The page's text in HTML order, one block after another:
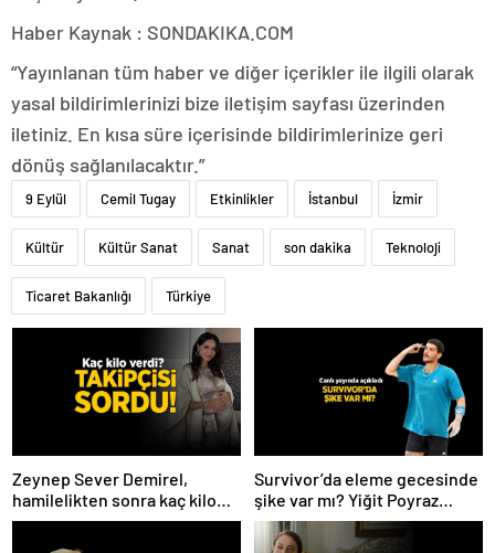
Haber Kaynak : SONDAKIKA.COM
“Yayınlanan tüm haber ve diğer içerikler ile ilgili olarak
yasal bildirimlerinizi bize iletişim sayfası üzerinden
iletiniz. En kısa süre içerisinde bildirimlerinize geri
dönüş sağlanılacaktır.”
9 Eylül Cemil Tugay Etkinlikler İstanbul İzmir
Kültür Kültür Sanat Sanat son dakika Teknoloji
Ticaret Bakanlığı Türkiye
Zeynep Sever Demirel,
hamilelikten sonra kaç kilo
verdiğini açıkladı! ‘Yaza kadar
Survivor’da eleme gecesinde
şike var mı? Yiğit Poyraz
düelloda Volkan’la
yaşananları ilk kez anlattı!